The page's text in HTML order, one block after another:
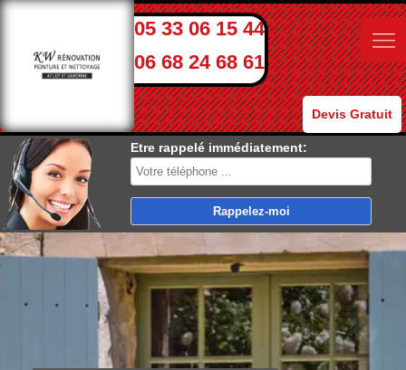
05 33 06 15 44
06 68 24 68 61
Devis Gratuit
Etre rappelé immédiatement: